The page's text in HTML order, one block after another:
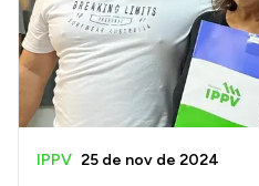
IPPV 25 de nov de 2024